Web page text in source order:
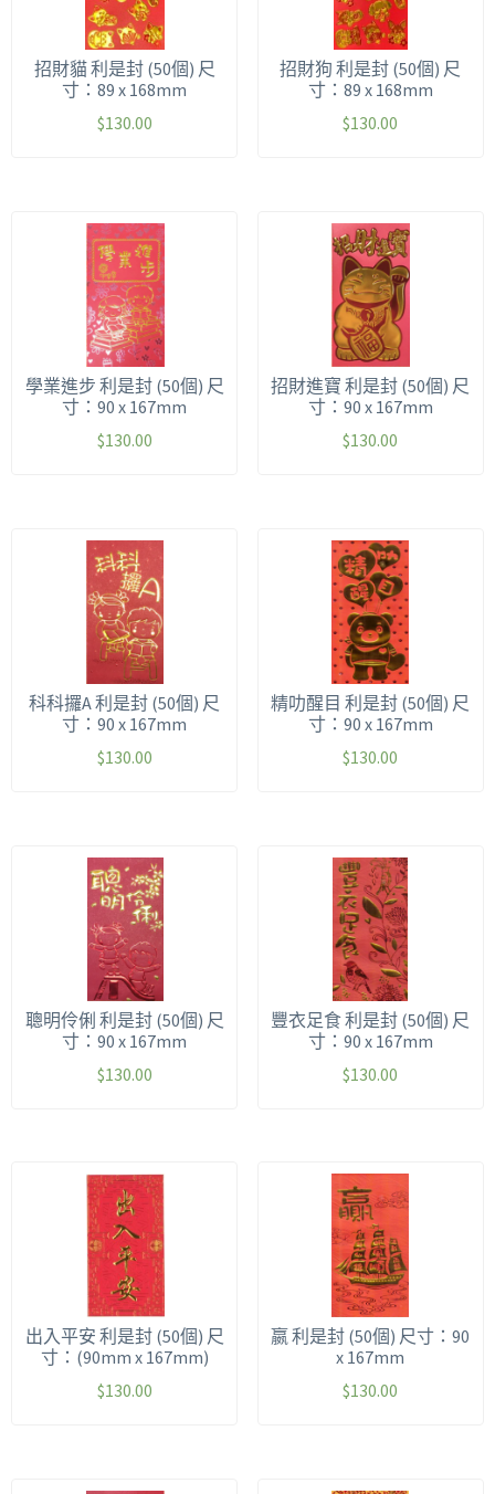
招財貓 利是封 (50個) 尺
寸：89 x 168mm
$130.00
招財狗 利是封 (50個) 尺
寸：89 x 168mm
$130.00
學業進步 利是封 (50個) 尺
寸：90 x 167mm
$130.00
招財進寶 利是封 (50個) 尺
寸：90 x 167mm
$130.00
科科攞A 利是封 (50個) 尺
寸：90 x 167mm
$130.00
精叻醒目 利是封 (50個) 尺
寸：90 x 167mm
$130.00
聰明伶俐 利是封 (50個) 尺
寸：90 x 167mm
$130.00
豐衣足食 利是封 (50個) 尺
寸：90 x 167mm
$130.00
出入平安 利是封 (50個) 尺
寸：(90mm x 167mm)
$130.00
嬴 利是封 (50個) 尺寸：90
x 167mm
$130.00